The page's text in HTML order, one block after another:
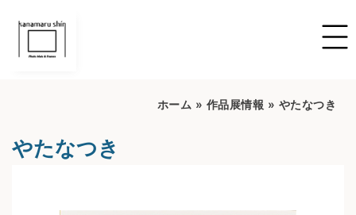
ホーム » 作品展情報 » やたなつき
やたなつき